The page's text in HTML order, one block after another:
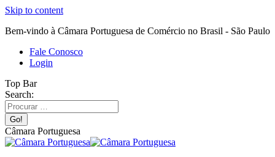
Skip to content
Bem-vindo à Câmara Portuguesa de Comércio no Brasil - São Paulo
Fale Conosco
Login
Top Bar
Search:
Câmara Portuguesa